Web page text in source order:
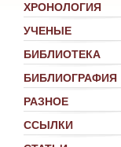
ХРОНОЛОГИЯ
УЧЕНЫЕ
БИБЛИОТЕКА
БИБЛИОГРАФИЯ
РАЗНОЕ
ССЫЛКИ